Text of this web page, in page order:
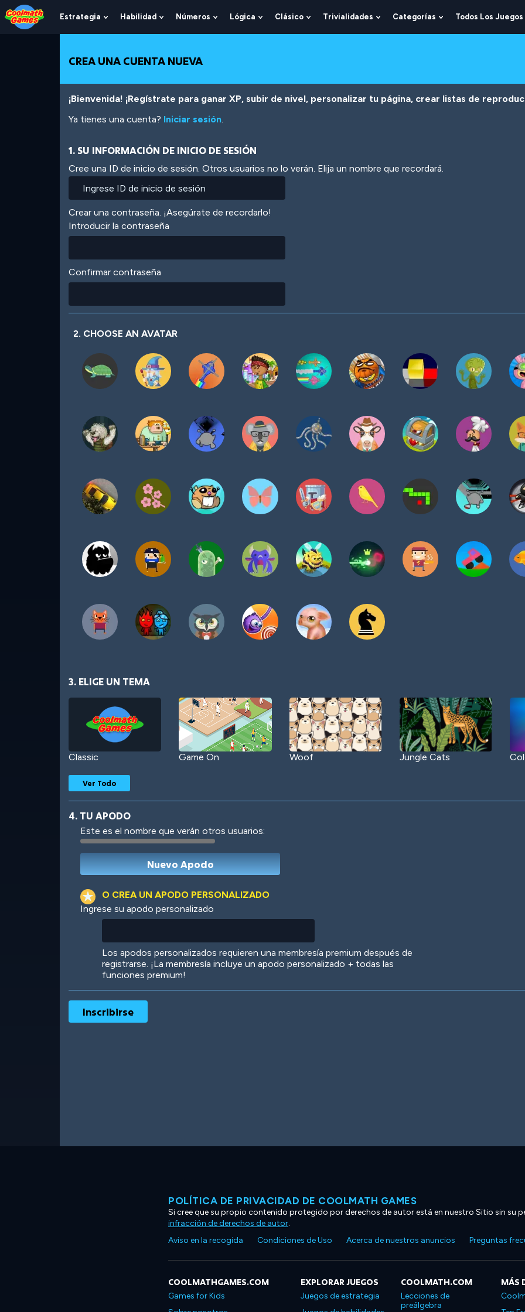
Skip
to
Top
Skip
to
Navigation
Skip
to
Main
Skip
to
Footer
Pasar
al
contenido
Estrategia
Show
Submenu
Estrategia
Habilidad
Show
Submenu
Habilidad
Números
Show
Submenu
Lógica
Show
Submenu
Clásico
Show
Submenu
Trivialidades
Show
Submenu
Categorías
Show
Submenu
Todos Los Juegos
CREA UNA CUENTA NUEVA
¡Bienvenida! ¡Regístrate para ganar XP, subir de nivel, personalizar tu página, crear listas de
Ya tienes una cuenta? Iniciar sesión.
1. SU INFORMACIÓN DE INICIO DE SESIÓN
Cree una ID de inicio de sesión. Otros usuarios no lo verán. Elija un nombre que recordará.
Crear una contraseña. ¡Asegúrate de recordarlo!
Introducir la contraseña
Confirmar contraseña
2. CHOOSE AN AVATAR
3. ELIGE UN TEMA
Classic Game On Woof Jungle Cats
Robotic International
Ooh! Aah!
Ver Todo
4. TU APODO
Este es el nombre que verán otros usuarios:
O CREA UN APODO PERSONALIZADO
Ingrese su apodo personalizado
Los apodos personalizados requieren una membresía premium después de
registrarse. ¡La membresía incluye un apodo personalizado + todas las
funciones premium!
POLÍTICA DE PRIVACIDAD DE COOLMATH GAMES
Si cree que su propio contenido protegido por derechos de autor está en nuestro Sitio sin su
infracción de derechos de autor.
Aviso en la recogida
Condiciones de Uso Acerca de nuestros anuncios Preguntas
COOLMATHGAMES.COM
Games for Kids
EXPLORAR JUEGOS
Juegos de estrategia
COOLMATH.COM
Lecciones de
preálgebra
MÁS